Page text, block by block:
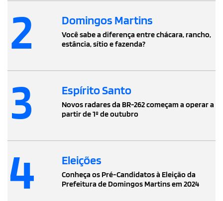
2 Domingos Martins
Você sabe a diferença entre chácara, rancho,
estância, sítio e fazenda?
3 Espírito Santo
Novos radares da BR-262 começam a operar a
partir de 1º de outubro
4 Eleições
Conheça os Pré-Candidatos à Eleição da
Prefeitura de Domingos Martins em 2024